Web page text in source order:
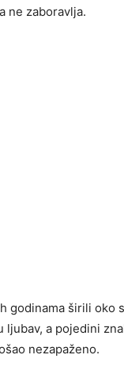
ne zaboravlja.
godinama širili oko
a pojedini
nezapaženo.